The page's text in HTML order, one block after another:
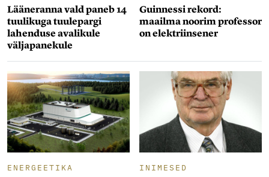
Lääneranna vald paneb 14
tuulikuga tuulepargi
lahenduse avalikule
väljapanekule
Guinnessi rekord:
maailma noorim professor
on elektriinsener
ENERGEETIKA INIMESED